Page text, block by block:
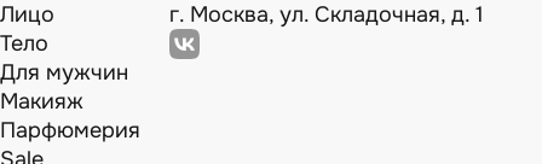
Лицо
Тело
Для мужчин
Макияж
Парфюмерия
г. Москва, ул. Складочная, д. 1